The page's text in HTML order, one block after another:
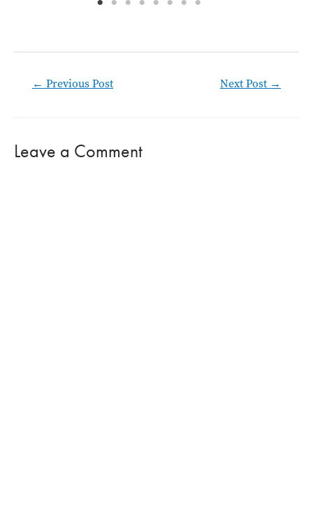
← Previous Post Next Post →
Leave a Comment